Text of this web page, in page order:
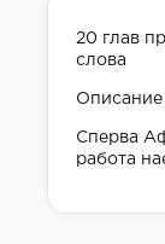
20 глав
слова
Описание
Сперва
работа